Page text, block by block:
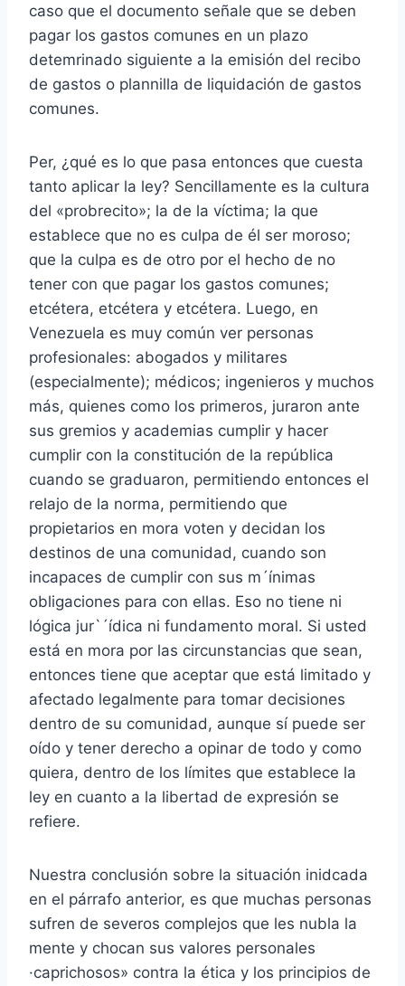
caso que el documento señale que se deben
pagar los gastos comunes en un plazo
detemrinado siguiente a la emisión del recibo
de gastos o plannilla de liquidación de gastos
comunes.
Per, ¿qué es lo que pasa entonces que cuesta
tanto aplicar la ley? Sencillamente es la cultura
del «probrecito»; la de la víctima; la que
establece que no es culpa de él ser moroso;
que la culpa es de otro por el hecho de no
tener con que pagar los gastos comunes;
etcétera, etcétera y etcétera. Luego, en
Venezuela es muy común ver personas
profesionales: abogados y militares
(especialmente); médicos; ingenieros y muchos
más, quienes como los primeros, juraron ante
sus gremios y academias cumplir y hacer
cumplir con la constitución de la república
cuando se graduaron, permitiendo entonces el
relajo de la norma, permitiendo que
propietarios en mora voten y decidan los
destinos de una comunidad, cuando son
incapaces de cumplir con sus m´ínimas
obligaciones para con ellas. Eso no tiene ni
lógica jur`´ídica ni fundamento moral. Si usted
está en mora por las circunstancias que sean,
entonces tiene que aceptar que está limitado y
afectado legalmente para tomar decisiones
dentro de su comunidad, aunque sí puede ser
oído y tener derecho a opinar de todo y como
quiera, dentro de los límites que establece la
ley en cuanto a la libertad de expresión se
refiere.
Nuestra conclusión sobre la situación inidcada
en el párrafo anterior, es que muchas personas
sufren de severos complejos que les nubla la
mente y chocan sus valores personales
·caprichosos» contra la ética y los principios de